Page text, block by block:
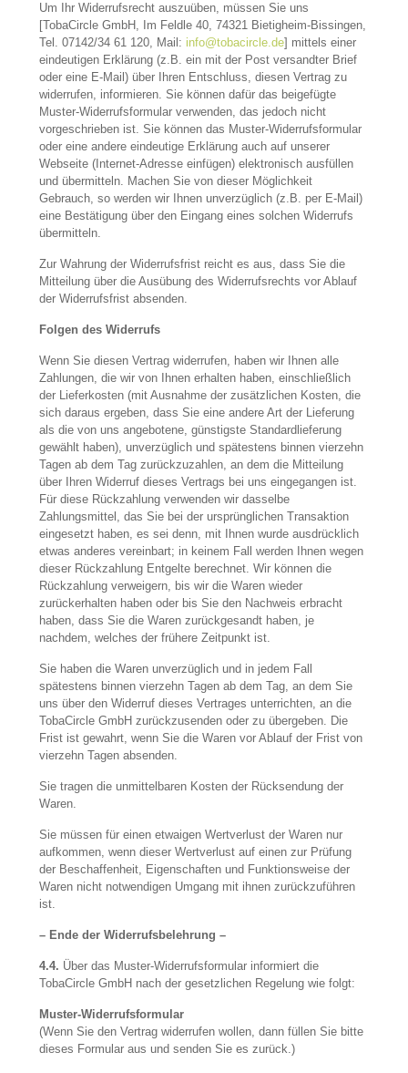
Um Ihr Widerrufsrecht auszuüben, müssen Sie uns
[TobaCircle GmbH, Im Feldle 40, 74321 Bietigheim-Bissingen,
Tel. 07142/34 61 120, Mail: info@tobacircle.de] mittels einer
eindeutigen Erklärung (z.B. ein mit der Post versandter Brief
oder eine E-Mail) über Ihren Entschluss, diesen Vertrag zu
widerrufen, informieren. Sie können dafür das beigefügte
Muster-Widerrufsformular verwenden, das jedoch nicht
vorgeschrieben ist. Sie können das Muster-Widerrufsformular
oder eine andere eindeutige Erklärung auch auf unserer
Webseite (Internet-Adresse einfügen) elektronisch ausfüllen
und übermitteln. Machen Sie von dieser Möglichkeit
Gebrauch, so werden wir Ihnen unverzüglich (z.B. per E-Mail)
eine Bestätigung über den Eingang eines solchen Widerrufs
übermitteln.
Zur Wahrung der Widerrufsfrist reicht es aus, dass Sie die
Mitteilung über die Ausübung des Widerrufsrechts vor Ablauf
der Widerrufsfrist absenden.
Folgen des Widerrufs
Wenn Sie diesen Vertrag widerrufen, haben wir Ihnen alle
Zahlungen, die wir von Ihnen erhalten haben, einschließlich
der Lieferkosten (mit Ausnahme der zusätzlichen Kosten, die
sich daraus ergeben, dass Sie eine andere Art der Lieferung
als die von uns angebotene, günstigste Standardlieferung
gewählt haben), unverzüglich und spätestens binnen vierzehn
Tagen ab dem Tag zurückzuzahlen, an dem die Mitteilung
über Ihren Widerruf dieses Vertrags bei uns eingegangen ist.
Für diese Rückzahlung verwenden wir dasselbe
Zahlungsmittel, das Sie bei der ursprünglichen Transaktion
eingesetzt haben, es sei denn, mit Ihnen wurde ausdrücklich
etwas anderes vereinbart; in keinem Fall werden Ihnen wegen
dieser Rückzahlung Entgelte berechnet. Wir können die
Rückzahlung verweigern, bis wir die Waren wieder
zurückerhalten haben oder bis Sie den Nachweis erbracht
haben, dass Sie die Waren zurückgesandt haben, je
nachdem, welches der frühere Zeitpunkt ist.
Sie haben die Waren unverzüglich und in jedem Fall
spätestens binnen vierzehn Tagen ab dem Tag, an dem Sie
uns über den Widerruf dieses Vertrages unterrichten, an die
TobaCircle GmbH zurückzusenden oder zu übergeben. Die
Frist ist gewahrt, wenn Sie die Waren vor Ablauf der Frist von
vierzehn Tagen absenden.
Sie tragen die unmittelbaren Kosten der Rücksendung der
Waren.
Sie müssen für einen etwaigen Wertverlust der Waren nur
aufkommen, wenn dieser Wertverlust auf einen zur Prüfung
der Beschaffenheit, Eigenschaften und Funktionsweise der
Waren nicht notwendigen Umgang mit ihnen zurückzuführen
ist.
– Ende der Widerrufsbelehrung –
4.4. Über das Muster-Widerrufsformular informiert die
TobaCircle GmbH nach der gesetzlichen Regelung wie folgt:
Muster-Widerrufsformular
(Wenn Sie den Vertrag widerrufen wollen, dann füllen Sie bitte
dieses Formular aus und senden Sie es zurück.)